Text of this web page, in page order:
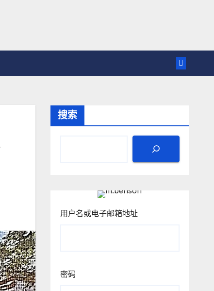
搜索
用户名或电子邮箱地址
密码